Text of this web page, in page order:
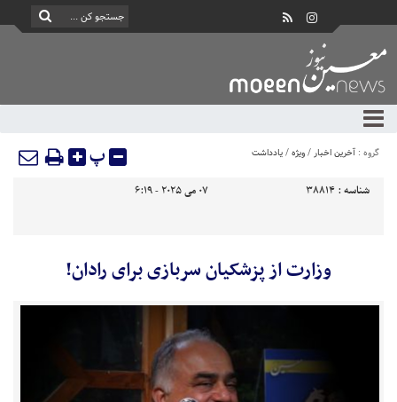
گروه : آخرین اخبار/ویژه/یادداشت پ
شناسه : 38814 07 می 2025 - 6:19
وزارت از پزشکیان سربازی برای رادان!